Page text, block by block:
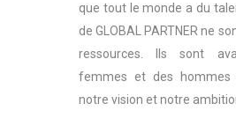
que tout le monde a du
de GLOBAL PARTNER ne
ressources. Ils sont
femmes et des hommes
notre vision et notre